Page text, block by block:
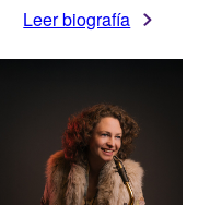
Leer biografía